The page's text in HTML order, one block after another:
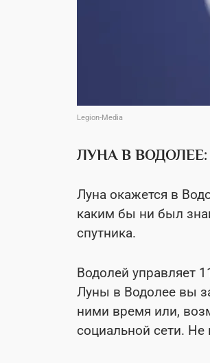
Legion-Media
ЛУНА В
Луна окажется в
каким бы ни был
спутника.
Водолей управляет
Луны в Водолее вы
ними время или,
социальной сети. Не